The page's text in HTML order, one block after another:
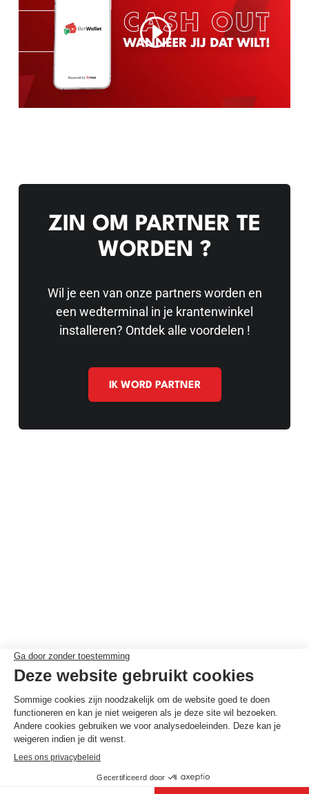
ZIN OM PARTNER TE
WORDEN ?
Wil je een van onze partners worden en
een wedterminal in je krantenwinkel
installeren? Ontdek alle voordelen !
IK WORD PARTNER